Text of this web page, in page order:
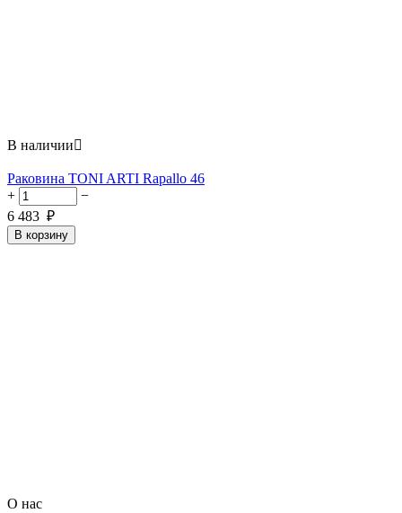
В наличии
Раковина TONI ARTI Rapallo 46
+
−
6 483 ₽
В корзину
О нас